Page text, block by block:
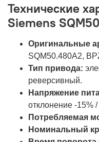
Технические
Siemens
Оригинальные
SQM50.480A2,
Тип привода:
реверсивный.
Напряжение
отклонение -15%
Потребляемая
Номинальный